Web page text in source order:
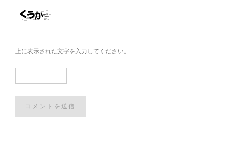
上に表示された文字を入力してください。